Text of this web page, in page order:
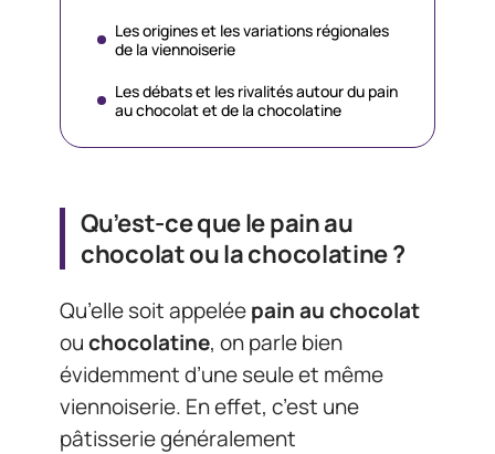
Les origines et les variations régionales
de la viennoiserie
Les débats et les rivalités autour du pain
au chocolat et de la chocolatine
Qu’est-ce que le pain au
chocolat ou la chocolatine ?
Qu’elle soit appeléepain au chocolat
ouchocolatine, on parle bien
évidemment d’une seule et même
viennoiserie. En effet, c’est une
pâtisserie généralement